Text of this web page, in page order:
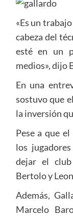
«Es un
cabeza del
esté en un
medios», dijo
En una
sostuvo que
la inversión
Pese a que
los
dejar el club
Bertolo y
Además,
Marcelo